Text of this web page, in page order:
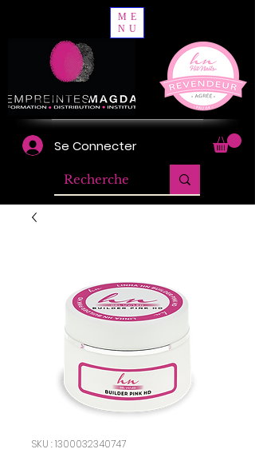
ME
NU
Se Connecter
SKU : 1300032340747